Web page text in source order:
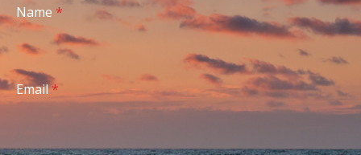
Name *
Email*